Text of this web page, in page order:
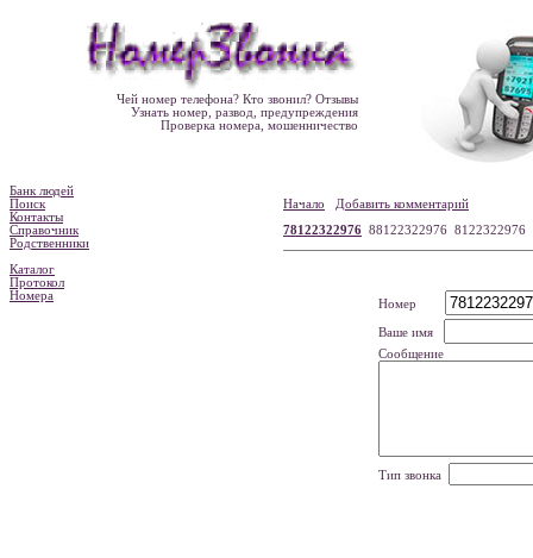
Чей номер телефона? Кто звонил? Отзывы
Узнать номер, развод, предупреждения
Проверка номера, мошенничество
Банк людей
Поиск
Контакты
Справочник
Родственники
Каталог
Протокол
Номера
Начало
Добавить комментарий
78122322976 88122322976 8122322976
Номер
Ваше имя
Сообщение
Тип звонка